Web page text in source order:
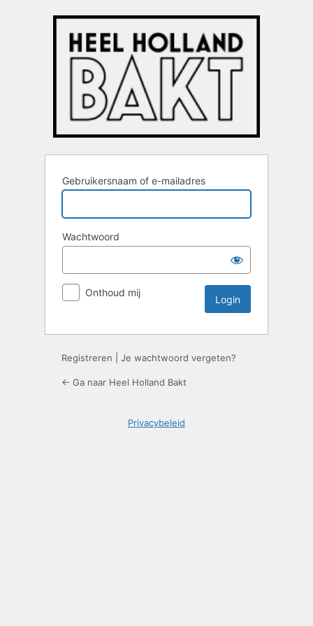
Gebruikersnaam of e-mailadres
Wachtwoord
Onthoud mij
Registreren Je wachtwoord vergeten?
← Ga naar Heel Holland Bakt
Privacybeleid